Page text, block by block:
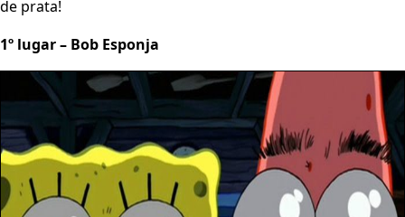
de prata!
1º lugar – Bob Esponja